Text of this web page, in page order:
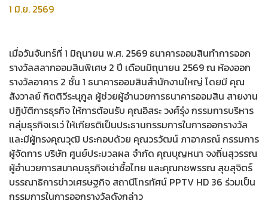
1 มิ.ย. 2569
เมื่อวันจันทร์ที่ 1 มิถุนายน พ.ศ. 2569 ธนาคารออมสินทำการออก
รางวัลสลากออมสินพิเศษ 2 ปี เดือนมิถุนายน 2569 ณ ห้องออก
รางวัลอาคาร 2 ชั้น 1 ธนาคารออมสินสำนักงานใหญ่ โดยมี คุณ
สังวาลย์ กิตติวีระนุกูล ผู้ช่วยผู้อำนวยการธนาคารออมสิน สายงาน
ปฏิบัติการธุรกิจ ให้การต้อนรับ คุณอิสระ วงศ์รุ่ง กรรมการบริหาร
กลุ่มธุรกิจเรเว่ ให้เกียรติเป็นประธานกรรมการในการออกรางวัล
และมีผู้ทรงคุณวุฒิ ประกอบด้วย คุณวรวัฒน์ ภาอาภรณ์ กรรมการ
ผู้จัดการ บริษัท ศูนย์ประมวลผล จำกัด คุณบุญหนา จงถิ่นสุวรรณ
ผู้อำนวยการสมาคมธุรกิจเช่าซื้อไทย และคุณกชพรรณ สุขสุจิตร์
บรรณาธิการข่าวเศรษฐกิจ สถานีโทรทัศน์ PPTV HD 36 ร่วมเป็น
กรรมการในการออกรางวัลดังกล่าว